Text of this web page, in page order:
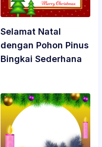
Selamat Natal
dengan Pohon Pinus
Bingkai Sederhana